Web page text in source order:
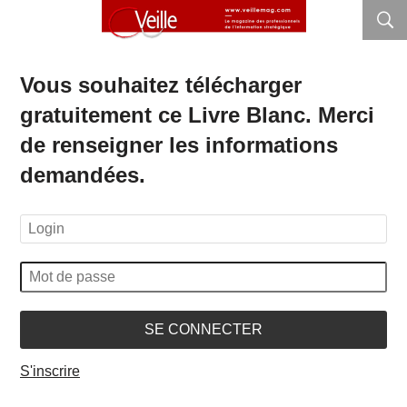
Vous souhaitez télécharger
gratuitement ce Livre Blanc. Merci
de renseigner les informations
demandées.
SE CONNECTER
S'inscrire